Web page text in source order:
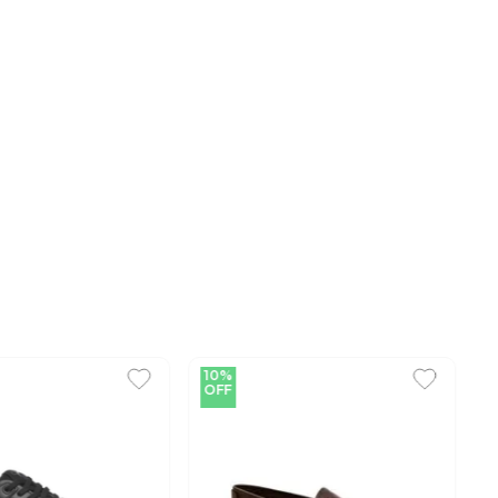
10%
OFF